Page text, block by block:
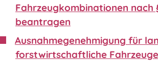
Fahrzeugkombinationen nach
beantragen
Ausnahmegenehmigung für
forstwirtschaftliche Fahrzeuge